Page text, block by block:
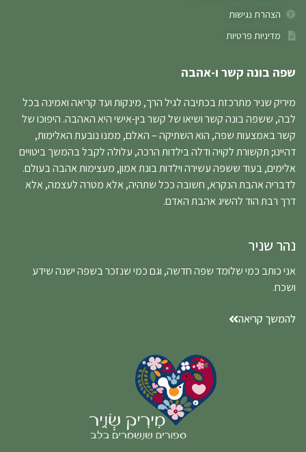
הצהרת נגישות
מדיניות פרטיות
שפה בונה קשר ו-אהבה
מיריק שניר מתרכזת בכתיבה לגיל הרך, מינקות ועד קריאה ואמינה בכל
לבה, ששפה בונה קשר ושיאו של קשר בין-אישי היא האהבה. היפוכו של
קשר באמצעות שפה, הוא השתיקה – האלם, ממנו נובעת האלימות,
דהיינו; תקשורת לקויה ודלה בילדות הרכה, עלולה לקבל בהמשך ביטויים
אלימים, בעוד ששפה עשירה וילדות בונת אמון, מעצימות אהבה בעולם.
לדבריה אהבת הנקרא, חשובה ככל שתהיה, אלא מטרה לעצמה, אלא
דרך רבת הוד להשיג אהבת האדם.
נהר שניר
אני כותב כמי שלומד שפה חדשה, וגם כמי שנזכר בשפה ישנה שידע
ושכח.
להמשך קריאה